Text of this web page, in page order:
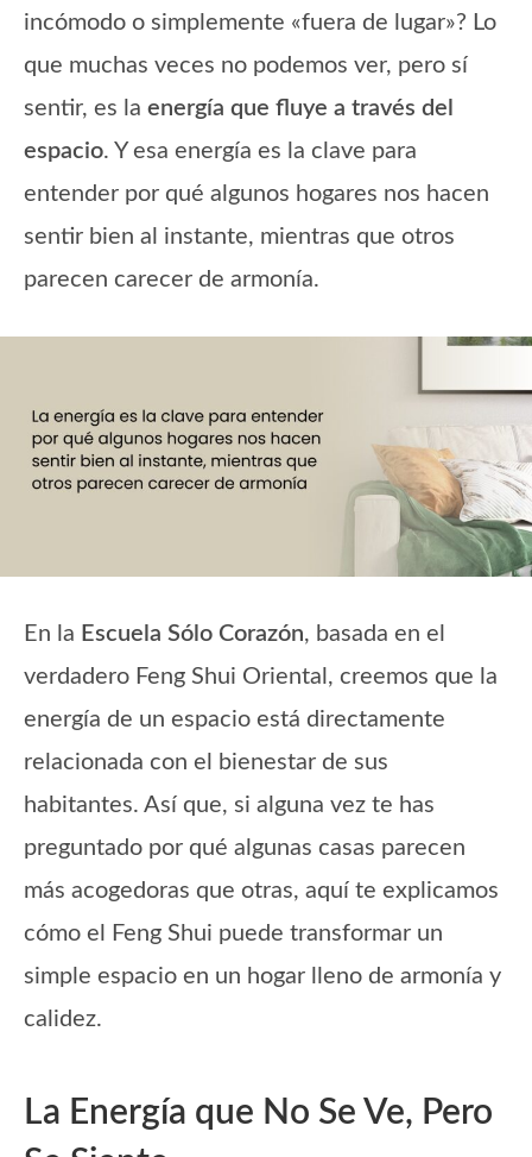
incómodo o simplemente «fuera de lugar»? Lo
que muchas veces no podemos ver, pero sí
sentir, es la energía que fluye a través del
espacio. Y esa energía es la clave para
entender por qué algunos hogares nos hacen
sentir bien al instante, mientras que otros
parecen carecer de armonía.
En la Escuela Sólo Corazón, basada en el
verdadero Feng Shui Oriental, creemos que la
energía de un espacio está directamente
relacionada con el bienestar de sus
habitantes. Así que, si alguna vez te has
preguntado por qué algunas casas parecen
más acogedoras que otras, aquí te explicamos
cómo el Feng Shui puede transformar un
simple espacio en un hogar lleno de armonía y
calidez.
La Energía que No Se Ve, Pero